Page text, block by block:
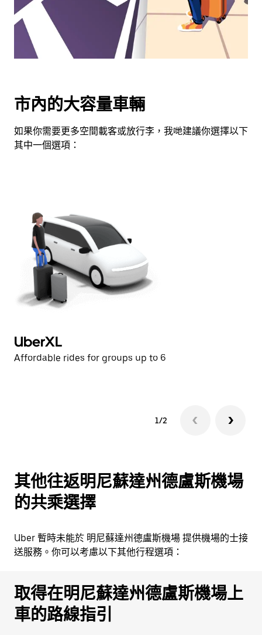
擇
日
期。
鈕
可
關
市內的大容量車輛
如果你需要更多空間載客或放行李，我哋建議你選擇以下
其中一個選項：
UberXL
Affordable rides for groups up to 6
1/2
其他往返明尼蘇達州德盧斯機場
的共乘選擇
Uber 暫時未能於 明尼蘇達州德盧斯機場 提供機場的士接
送服務。你可以考慮以下其他行程選項：
取得在明尼蘇達州德盧斯機場上
車的路線指引